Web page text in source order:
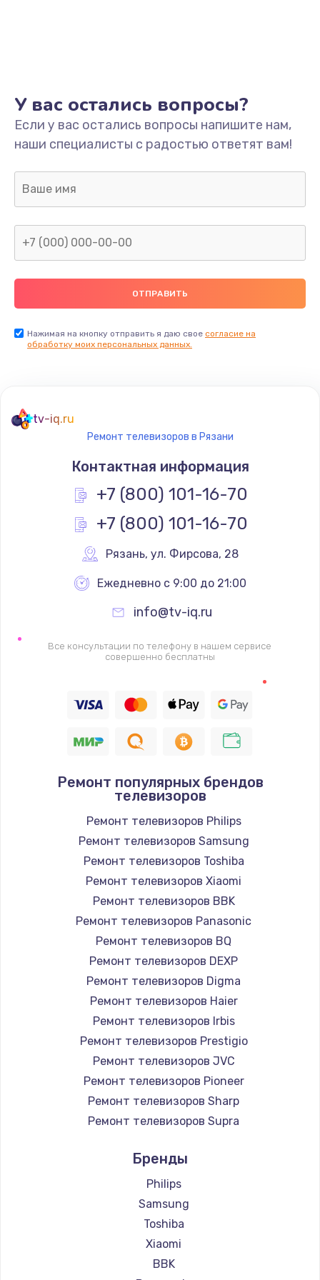
Не включается
1400 руб.
Заказать
Нет звука
800 руб.
Не видит флешку
400 руб.
Заказать
900 руб.
Заказать
900 руб.
Заказать
Не работает
1400 руб.
Восстановление цепи питания, пайка
Заказать
Программный ремонт/прошивка
Замена Bluetooth/Wi-Fi модуля
Заказать
Замена картридера
890 руб.
Заказать
Замена микросхемы NFC
1100 руб.
Заказать
Замена шим-контроллера
Заказать
Настройка Wi-Fi
1030 руб.
Заказать
У вас остались вопросы?
Если у вас остались вопросы напишите нам,
наши специалисты с радостью ответят вам!
Нажимая на кнопку отправить я даю свое согласие на
обработку моих персональных данных.
tv-iq.ru
Ремонт телевизоров в Рязани
Контактная информация
+7 (800) 101-16-70
+7 (800) 101-16-70
Рязань, ул. Фирсова, 28
Ежедневно с 9:00 до 21:00
info@tv-iq.ru
Все консультации по телефону в нашем сервисе
совершенно бесплатны
Ремонт популярных брендов
телевизоров
Ремонт телевизоров Philips
Ремонт телевизоров Samsung
Ремонт телевизоров Toshiba
Ремонт телевизоров Xiaomi
Ремонт телевизоров BBK
Ремонт телевизоров Panasonic
Ремонт телевизоров BQ
Ремонт телевизоров DEXP
Ремонт телевизоров Digma
Ремонт телевизоров Haier
Ремонт телевизоров Irbis
Ремонт телевизоров Prestigio
Ремонт телевизоров JVC
Ремонт телевизоров Pioneer
Ремонт телевизоров Sharp
Ремонт телевизоров Supra
Ремонт телевизоров Hisense
Ремонт телевизоров Daewoo
Ремонт телевизоров Centek
Ремонт телевизоров Telefunken
Ремонт телевизоров Hyundai
Ремонт телевизоров Doffler
Бренды
Philips
Samsung
Toshiba
Xiaomi
BBK